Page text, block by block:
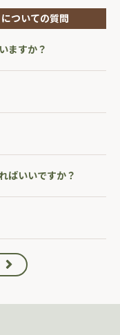
ついての質問
ますか？
ばいいですか？